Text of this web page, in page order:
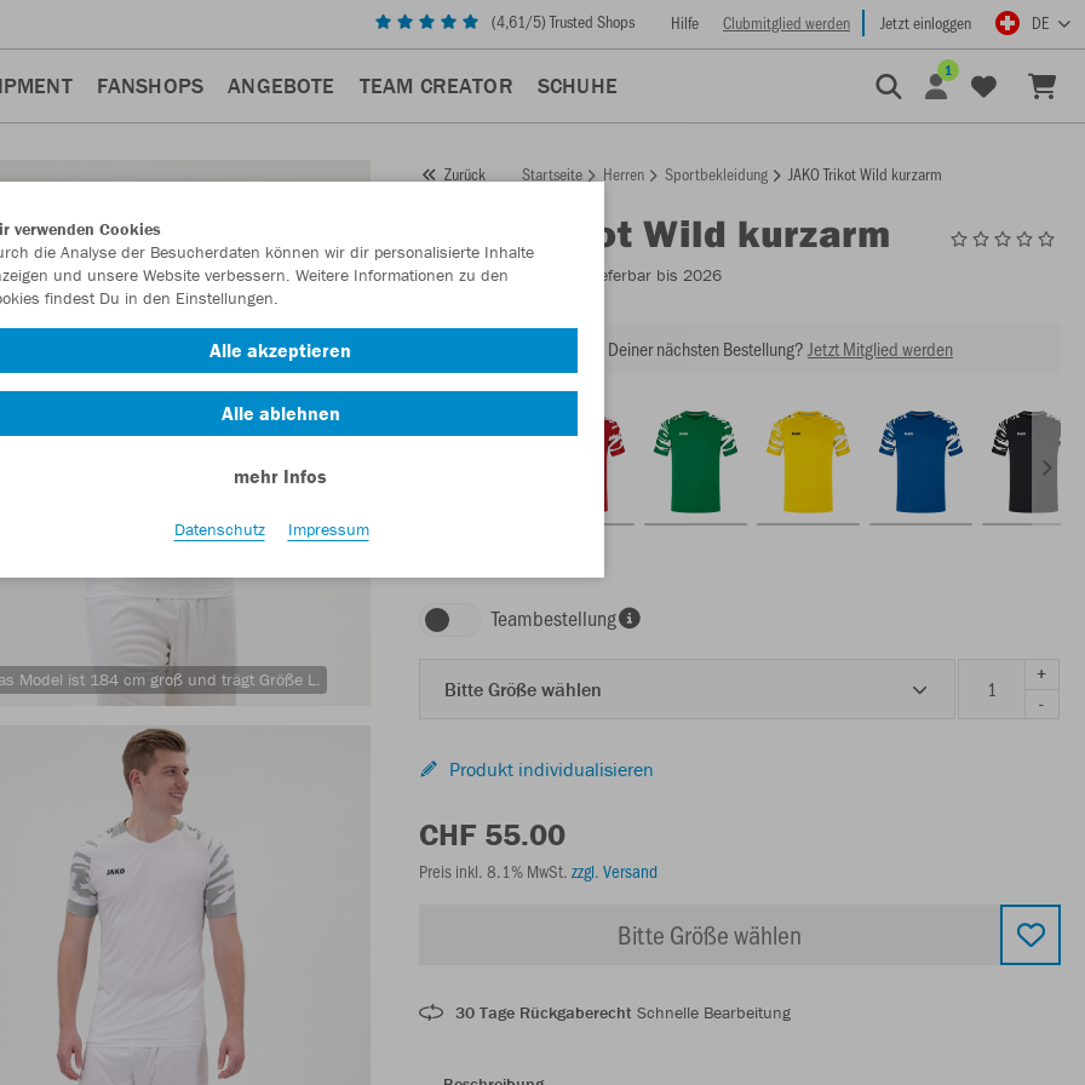
(4,61/5) Trusted Shops Hilfe Clubmitglied werden Jetzt einloggen DE
FANSHOPS ANGEBOTE TEAM CREATOR SCHUHE
1
Model ist 184 cm groß und trägt Größe L.
Zurück Startseite Herren Sportbekleidung JAKO Trikot Wild kurzarm
Trikot Wild kurzarm
Artikelnummer: - Lieferbar bis 2026
Lust auf 30% Rabatt bei Deiner nächsten Bestellung? Jetzt Mitglied werden
Teambestellung
Bitte Größe wählen
+
-
Produkt individualisieren
CHF 55.00
Preis inkl. 8.1% MwSt. zzgl. Versand
Bitte Größe wählen
30 Tage Rückgaberecht Schnelle Bearbeitung
verwenden Cookies
die Analyse der Besucherdaten können wir dir personalisierte Inhalte
und unsere Website verbessern. Weitere Informationen zu den
findest Du in den Einstellungen.
Alle akzeptieren
Alle ablehnen
mehr Infos
Datenschutz Impressum